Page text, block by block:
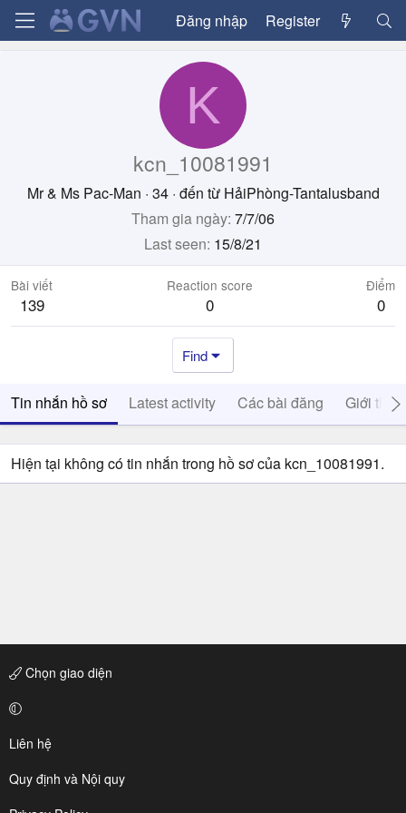
Đăng nhập Register
K
kcn_10081991
Mr & Ms Pac-Man · 34 · đến từ HảiPhòng-Tantalusband
Tham gia ngày 7/7/06
Last seen 15/8/21
Bài viết
139
Reaction score
0
Điểm
0
Find
Tin nhắn hồ sơ Latest activity Các bài đăng Giới thiệu
Hiện tại không có tin nhắn trong hồ sơ của kcn_10081991.
Chọn giao diện
Liên hệ
Quy định và Nội quy